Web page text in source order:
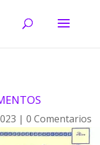
0 Comentarios